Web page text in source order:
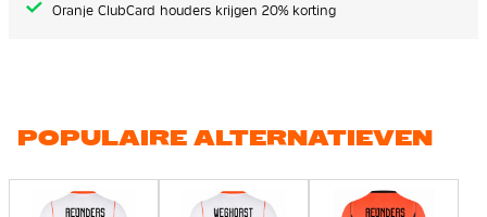
Oranje ClubCard houders krijgen 20% korting
POPULAIRE ALTERNATIEVEN